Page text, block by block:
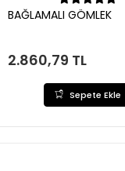
Sepete Ekle
BAĞLAMALI GÖMLEK
2.860,79 TL
Sepete Ekle